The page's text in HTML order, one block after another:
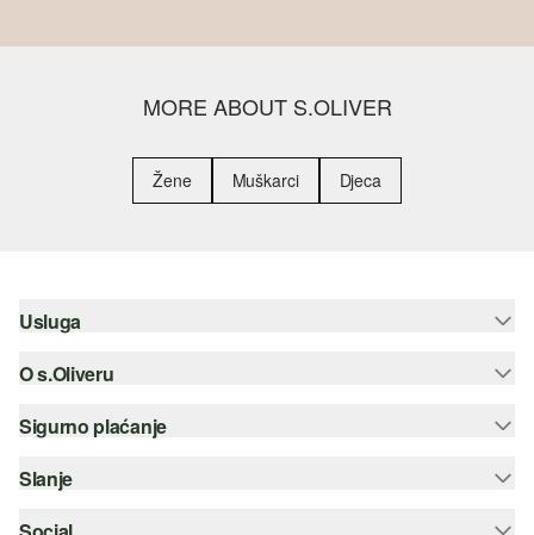
MORE ABOUT S.OLIVER
Žene Muškarci Djeca
Usluga
Pomoć i česta pitanja
Savjetovanje o veličinama
Odjeća
O s.Oliveru
Newsletter
Sigurno plaćanje
Kreditna kartica
Slanje
Hrvatska pošta